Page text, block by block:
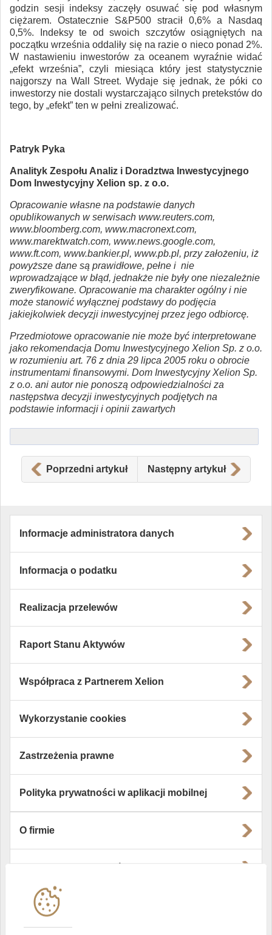
godzin sesji indeksy zaczęły osuwać się pod własnym
ciężarem. Ostatecznie S&P500 stracił 0,6% a Nasdaq
0,5%. Indeksy te od swoich szczytów osiągniętych na
początku września oddaliły się na razie o nieco ponad 2%.
W nastawieniu inwestorów za oceanem wyraźnie widać
„efekt września”, czyli miesiąca który jest statystycznie
najgorszy na Wall Street. Wydaje się jednak, że póki co
inwestorzy nie dostali wystarczająco silnych pretekstów do
tego, by „efekt” ten w pełni zrealizować.
Patryk Pyka
Analityk Zespołu Analiz i Doradztwa Inwestycyjnego
Dom Inwestycyjny Xelion sp. z o.o.
Opracowanie własne na podstawie danych
opublikowanych w serwisach www.reuters.com,
www.bloomberg.com, www.macronext.com,
www.marektwatch.com, www.news.google.com,
www.ft.com, www.bankier.pl, www.pb.pl, przy założeniu, iż
powyższe dane są prawidłowe, pełne i nie
wprowadzające w błąd, jednakże nie były one niezależnie
zweryfikowane. Opracowanie ma charakter ogólny i nie
może stanowić wyłącznej podstawy do podjęcia
jakiejkolwiek decyzji inwestycyjnej przez jego odbiorcę.
Przedmiotowe opracowanie nie może być interpretowane
jako rekomendacja Domu Inwestycyjnego Xelion Sp. z o.o.
w rozumieniu art. 76 z dnia 29 lipca 2005 roku o obrocie
instrumentami finansowymi. Dom Inwestycyjny Xelion Sp.
z o.o. ani autor nie ponoszą odpowiedzialności za
następstwa decyzji inwestycyjnych podjętych na
podstawie informacji i opinii zawartych
Poprzedni artykuł Następny artykuł
Informacje administratora danych
Informacja o podatku
Realizacja przelewów
Raport Stanu Aktywów
Współpraca z Partnerem Xelion
Wykorzystanie cookies
Zastrzeżenia prawne
Polityka prywatności w aplikacji mobilnej
O firmie
Instytucje współpracujące